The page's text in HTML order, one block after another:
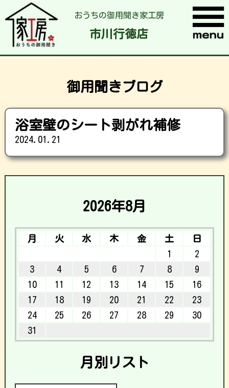
おうちの御用聞き家工房
市川行徳店
御用聞きブログ
浴室壁のシート剥がれ補修
2024.01.21
2026年8月
月 火 水 木 金 土
日
1
2
3
4 5 6 7 8
9
10
11 12 13 14 15
16
17
18 19 20 21 22
23
24
25 26 27 28 29
30
31
月別リスト